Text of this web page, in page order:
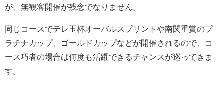
が、無観客開催が残念でなりません。
同じコースでテレ玉杯オーバルスプリントや南関重賞のプ
ラチナカップ、ゴールドカップなどが開催されるので、コ
ース巧者の場合は何度も活躍できるチャンスが巡ってきま
す。